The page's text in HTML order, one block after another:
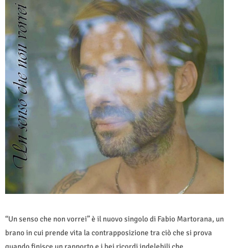
“Un senso che non vorrei” è il nuovo singolo di Fabio Martorana, un
brano in cui prende vita la contrapposizione tra ciò che si prova